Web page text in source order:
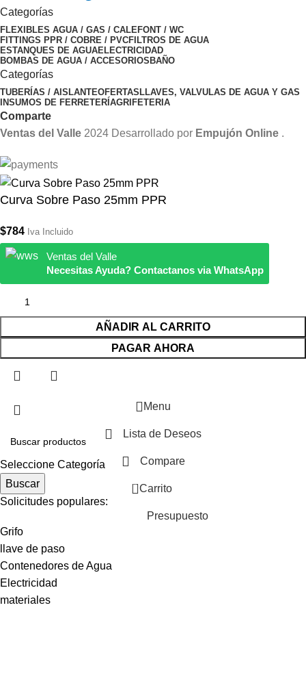
Categorías
FLEXIBLES AGUA / GAS / CALEFONT / WC
FITTINGS PPR / COBRE / PVCFILTROS DE AGUA
ESTANQUES DE AGUAELECTRICIDAD
BOMBAS DE AGUA / ACCESORIOS BAÑO
Categorías
TUBERÍAS / AISLANTEOFERTAS LLAVES, VALVULAS DE AGUA Y GAS
INSUMOS DE FERRETERÍAGRIFETERIA
Comparte
Ventas del Valle 2024 Desarrollado por Empujón Online .
Curva Sobre Paso 25mm PPR
$784 Iva Incluido
Ventas del Valle
Necesitas Ayuda? Contactanos via WhatsApp
AÑADIR AL CARRITO
PAGAR AHORA
Seleccione Categoría
Buscar
Solicitudes populares:
Grifo
llave de paso
Contenedores de Agua
Electricidad
materiales
Menu
Lista de Deseos
Compare
0 Carrito
Presupuesto